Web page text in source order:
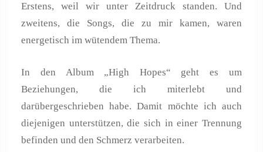
Erstens, weil wir unter Zeitdruck standen. Und
zweitens, die Songs, die zu mir kamen, waren
energetisch im wütendem Thema.
In den Album „High Hopes“ geht es um
Beziehungen, die ich miterlebt und
darübergeschrieben habe. Damit möchte ich auch
diejenigen unterstützen, die sich in einer Trennung
befinden und den Schmerz verarbeiten.